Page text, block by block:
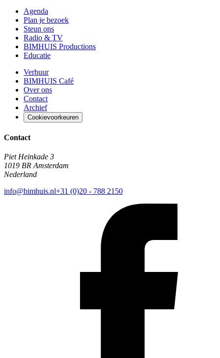
Agenda
Plan je bezoek
Steun ons
Radio & TV
BIMHUIS Productions
Educatie
Verhuur
BIMHUIS Café
Over ons
Contact
Archief
Cookievoorkeuren
Contact
Piet Heinkade 3
1019 BR Amsterdam
Nederland
info@bimhuis.nl+31 (0)20 - 788 2150